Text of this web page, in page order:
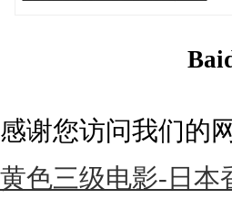
感谢您访问我们的
黄色三级电影-日本